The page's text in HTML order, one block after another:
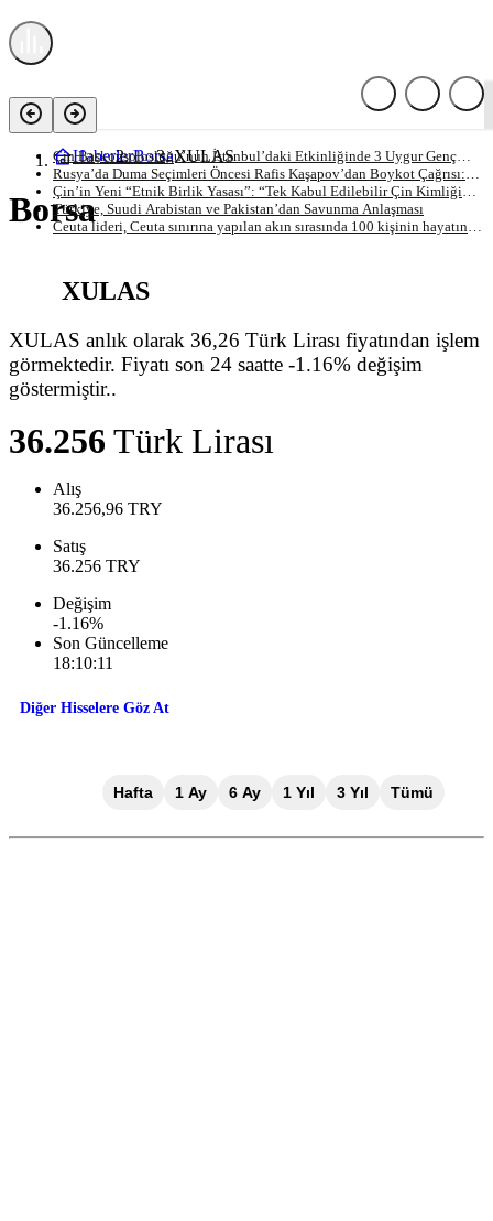
Çin Başkonsolosluğu’nun İstanbul’daki Etkinliğinde 3 Uygur Genç
Gözaltına Alındı, Bir Genç Darp Edildi
Rusya’da Duma Seçimleri Öncesi Rafis Kaşapov’dan Boykot Çağrısı:
“Seçimlere Katılım Meşruiyet Sağlıyor”
Çin’in Yeni “Etnik Birlik Yasası”: “Tek Kabul Edilebilir Çin Kimliği
Dayatılıyor”
Türkiye, Suudi Arabistan ve Pakistan’dan Savunma Anlaşması
Ceuta lideri, Ceuta sınırına yapılan akın sırasında 100 kişinin hayatını
HaberlerBorsaXULAS
Borsa
XULAS
XULAS anlık olarak 36,26 Türk Lirası fiyatından işlem
görmektedir. Fiyatı son 24 saatte -1.16% değişim
göstermiştir..
36.256 Türk Lirası
Alış
36.256,96 TRY
Satış
36.256 TRY
Değişim
-1.16%
Son Güncelleme
18:10:11
Diğer Hisselere Göz At
Hafta 1 Ay 6 Ay 1 Yıl 3 Yıl Tümü